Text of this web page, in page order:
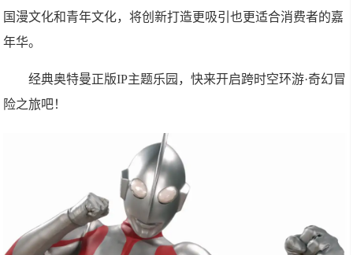
国漫文化和青年文化，将创新打造更吸引也更适合消费者的嘉
年华。
经典奥特曼正版IP主题乐园，快来开启跨时空环游·奇幻冒
险之旅吧！